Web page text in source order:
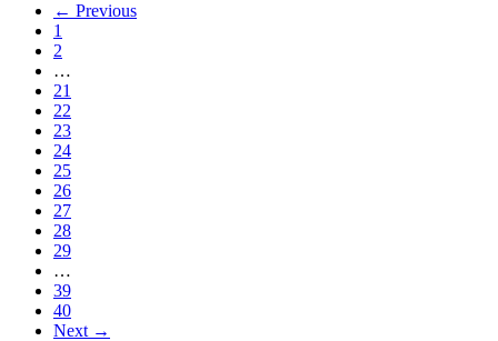
← Previous
1
2
…
21
22
23
24
25
26
27
28
29
…
39
40
Next →